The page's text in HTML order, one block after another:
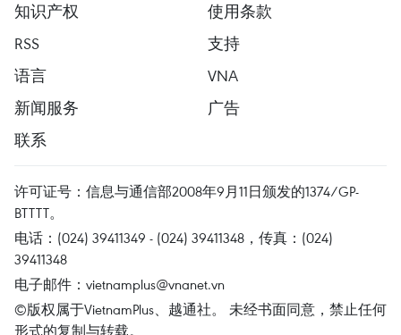
知识产权
使用条款
RSS
支持
语言
VNA
新闻服务
广告
联系
许可证号：信息与通信部2008年9月11日颁发的1374/GP-
BTTTT。
电话：(024) 39411349 - (024) 39411348，传真：(024)
39411348
电子邮件： vietnamplus@vnanet.vn
©版权属于VietnamPlus、越通社。 未经书面同意，禁止任何
形式的复制与转载。